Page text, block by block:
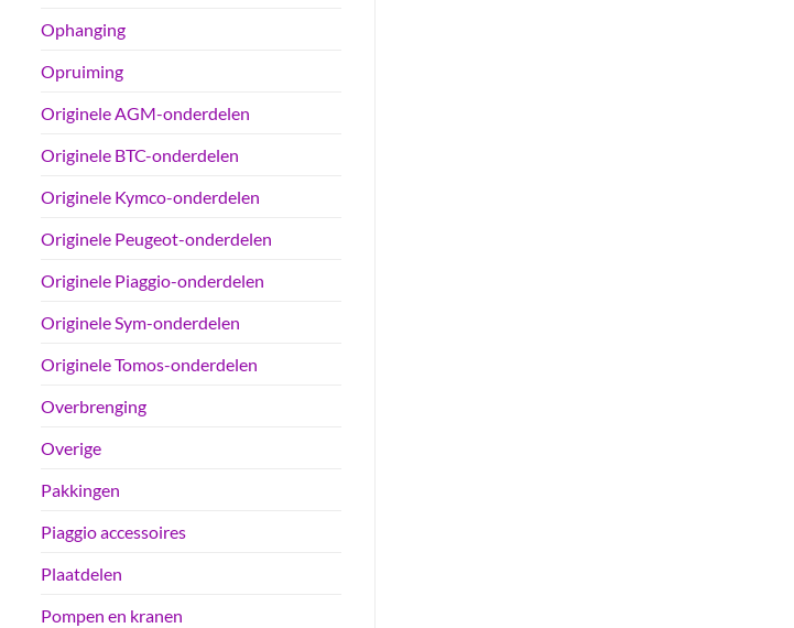
Ophanging
Opruiming
Originele AGM-onderdelen
Originele BTC-onderdelen
Originele Kymco-onderdelen
Originele Peugeot-onderdelen
Originele Piaggio-onderdelen
Originele Sym-onderdelen
Originele Tomos-onderdelen
Overbrenging
Overige
Pakkingen
Piaggio accessoires
Plaatdelen
Pompen en kranen